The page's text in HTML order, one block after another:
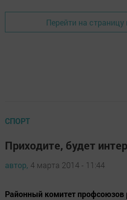
Перейти на страницу
СПОРТ
Приходите, будет
автор, 4 марта 2014 - 11:44
Районный комитет профсоюзов